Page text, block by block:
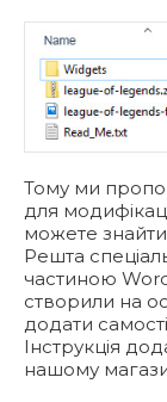
Тому ми
для
можете знайти
Решта
частиною
створили на
додати
Інструкція
нашому